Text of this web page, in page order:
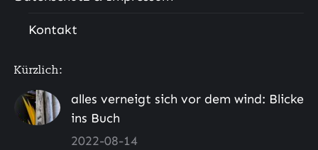
Kontakt
Kürzlich:
alles verneigt sich vor dem wind: Blicke
ins Buch
2022-08-14